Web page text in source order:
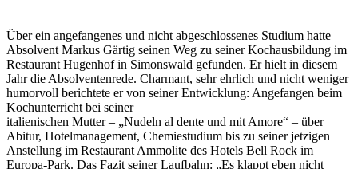
Über ein angefangenes und nicht abgeschlossenes Studium hatte
Absolvent Markus Gärtig seinen Weg zu seiner Kochausbildung im
Restaurant Hugenhof in Simonswald gefunden. Er hielt in diesem
Jahr die Absolventenrede. Charmant, sehr ehrlich und nicht weniger
humorvoll berichtete er von seiner Entwicklung: Angefangen beim
Kochunterricht bei seiner
italienischen Mutter – „Nudeln al dente und mit Amore“ – über
Abitur, Hotelmanagement, Chemiestudium bis zu seiner jetzigen
Anstellung im Restaurant Ammolite des Hotels Bell Rock im
Europa-Park. Das Fazit seiner Laufbahn: „Es klappt eben nicht